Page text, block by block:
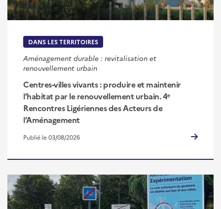
DANS LES TERRITOIRES
Aménagement durable : revitalisation et
renouvellement urbain
Centres‑villes vivants : produire et maintenir
l’habitat par le renouvellement urbain. 4ᵉ
Rencontres Ligériennes des Acteurs de
l’Aménagement
Publié le 03/08/2026